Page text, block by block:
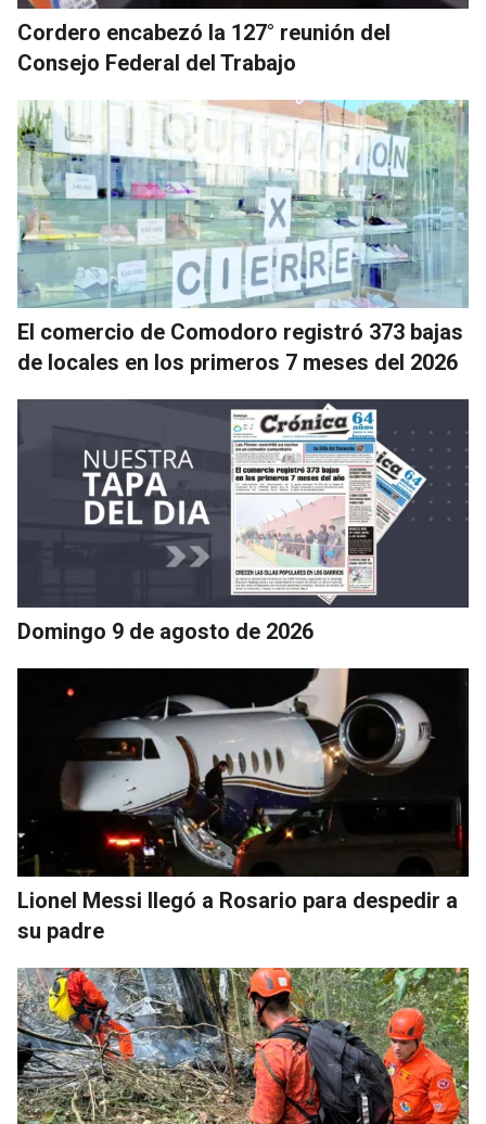
Cordero encabezó la 127° reunión del
Consejo Federal del Trabajo
El comercio de Comodoro registró 373 bajas
de locales en los primeros 7 meses del 2026
Domingo 9 de agosto de 2026
Lionel Messi llegó a Rosario para despedir a
su padre